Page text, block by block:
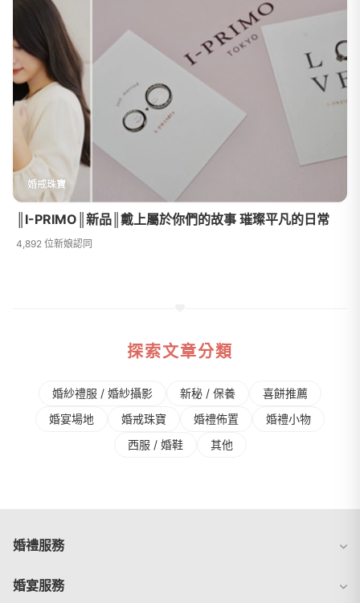
婚戒珠寶
║I-PRIMO║新品║戴上屬於你們的故事 璀璨平凡的日常
4,892 位新娘認同
探索文章分類
婚紗禮服 / 婚紗攝影 新秘 / 保養
喜餅推薦
婚宴場地
婚戒珠寶 婚禮佈置
婚禮⼩物
⻄服 / 婚鞋
其他
婚禮服務
婚宴服務